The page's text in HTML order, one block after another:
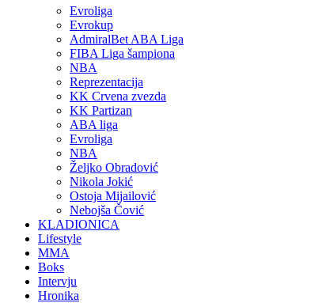
Evroliga
Evrokup
AdmiralBet ABA Liga
FIBA Liga šampiona
NBA
Reprezentacija
KK Crvena zvezda
KK Partizan
ABA liga
Evroliga
NBA
Željko Obradović
Nikola Jokić
Ostoja Mijailović
Nebojša Čović
KLADIONICA
Lifestyle
MMA
Boks
Intervju
Hronika